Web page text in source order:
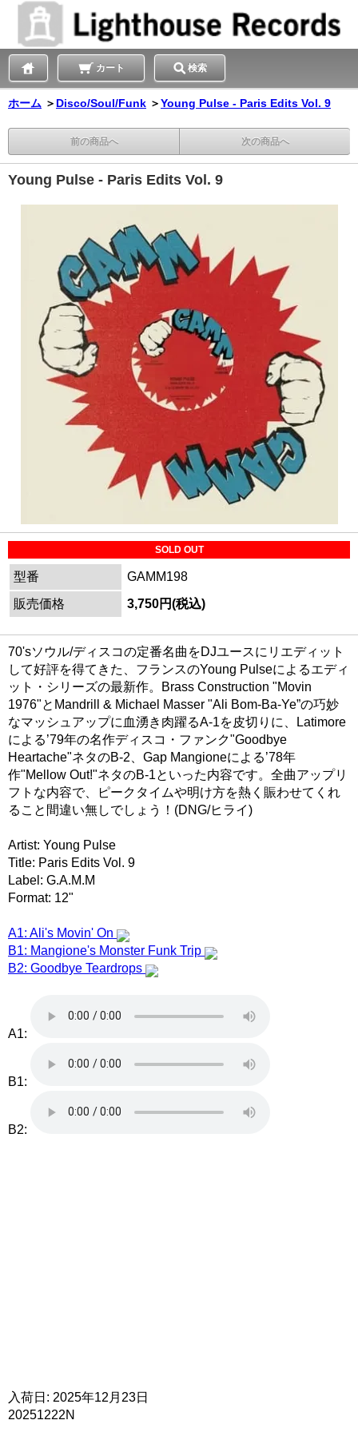
カート 検索
ホーム ＞ Disco/Soul/Funk ＞Young Pulse - Paris Edits Vol. 9
前の商品へ 次の商品へ
Young Pulse - Paris Edits Vol. 9
SOLD OUT
型番
GAMM198
販売価格
3,750円(税込)
70'sソウル/ディスコの定番名曲をDJユースにリエディット
して好評を得てきた、フランスのYoung Pulseによるエディ
ット・シリーズの最新作。Brass Construction "Movin
1976"とMandrill & Michael Masser "Ali Bom-Ba-Ye”の巧妙
なマッシュアップに血湧き肉躍るA-1を皮切りに、Latimore
による’79年の名作ディスコ・ファンク"Goodbye
Heartache"ネタのB-2、Gap Mangioneによる’78年
作"Mellow Out!"ネタのB-1といった内容です。全曲アップリ
フトな内容で、ピークタイムや明け方を熱く賑わせてくれ
ること間違い無しでしょう！(DNG/ヒライ)
Artist: Young Pulse
Title: Paris Edits Vol. 9
Label: G.A.M.M
Format: 12"
A1: Ali's Movin' On
B1: Mangione's Monster Funk Trip
B2: Goodbye Teardrops
A1:
B1:
B2:
入荷日: 2025年12月23日
20251222N